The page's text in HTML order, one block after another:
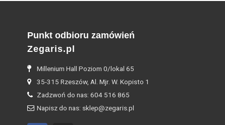
Punkt odbioru zamówień
Zegaris.pl
Millenium Hall Poziom 0/lokal 65
35-315 Rzeszów, Al. Mjr. W. Kopisto 1
Zadzwoń do nas: 604 516 865
Napisz do nas: sklep@zegaris.pl